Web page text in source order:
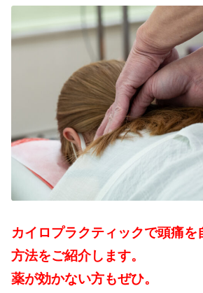
カイロプラクティックで頭痛を
方法をご紹介します。
薬が効かない方もぜひ。